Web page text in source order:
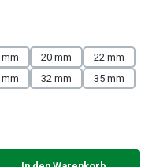
mm 20 mm
22 mm
32 mm 35 mm
oder benutze die Schaltflächen